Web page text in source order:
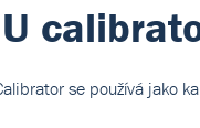
se používá jako